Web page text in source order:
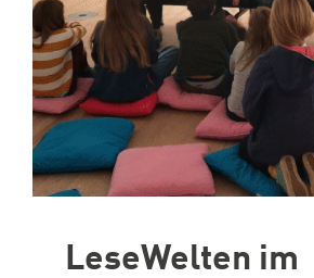
LeseWelten im